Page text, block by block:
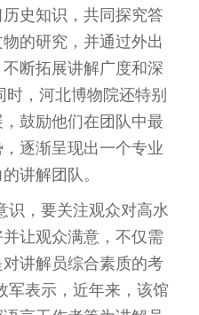
史知识，共同探究答
的研究，并通过外出
断拓展讲解广度和深
，河北博物院还特别
鼓励他们在团队中最
逐渐呈现出一个专业
讲解团队。
识，要关注观众对高水
让观众满意，不仅需
讲解员综合素质的考
军表示，近年来，该馆